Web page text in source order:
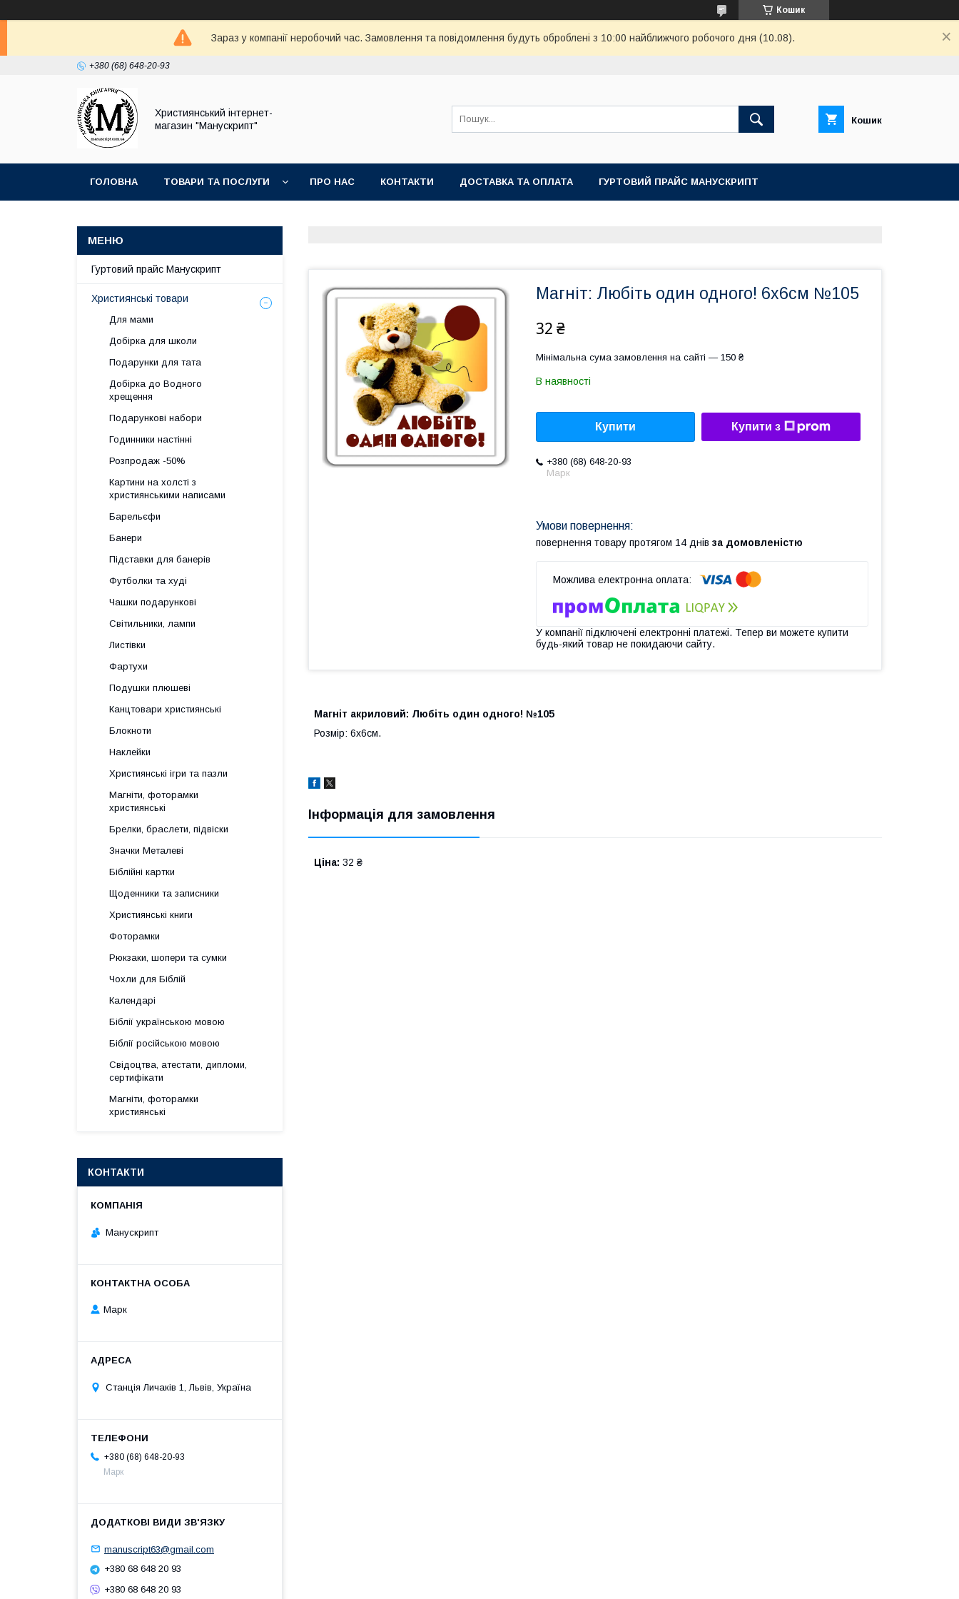
Кошик
Зараз у компанії неробочий час. Замовлення та повідомлення будуть оброблені з 10:00 найближчого робочого дня (10.08).
+380 (68) 648-20-93
Християнський інтернет-
магазин "Манускрипт"
Кошик
ГОЛОВНА ТОВАРИ ТА ПОСЛУГИ ПРО НАС КОНТАКТИ ДОСТАВКА ТА ОПЛАТА ГУРТОВИЙ ПРАЙС МАНУСКРИПТ
Магніт: Любіть один одного! 6х6см №105
32 ₴
Мінімальна сума замовлення на сайті — 150 ₴
В наявності
Купити Купити з
+380 (68) 648-20-93
Марк
повернення товару протягом 14 днів за домовленістю
У компанії підключені електронні платежі. Тепер ви можете купити
будь-який товар не покидаючи сайту.
Магніт акриловий: Любіть один одного! №105
Розмір: 6х6см.
Інформація для замовлення
Ціна: 32 ₴
Гуртовий прайс Манускрипт
Християнські товари
Для мами
Добірка для школи
Подарунки для тата
Добірка до Водного
хрещення
Подарункові набори
Годинники настінні
Розпродаж -50%
Картини на холсті з
християнськими написами
Барельєфи
Банери
Підставки для банерів
Футболки та худі
Чашки подарункові
Світильники, лампи
Листівки
Фартухи
Подушки плюшеві
Канцтовари християнські
Блокноти
Наклейки
Християнські ігри та пазли
Магніти, фоторамки
християнські
Брелки, браслети, підвіски
Значки Металеві
Біблійні картки
Щоденники та записники
Християнські книги
Фоторамки
Рюкзаки, шопери та сумки
Чохли для Біблій
Календарі
Біблії українською мовою
Біблії російською мовою
Свідоцтва, атестати, дипломи,
сертифікати
Магніти, фоторамки
християнські
КОНТАКТИ
Манускрипт
Марк
Станція Личаків 1, Львів, Україна
+380 (68) 648-20-93
Марк
manuscript63@gmail.com
+380 68 648 20 93
+380 68 648 20 93